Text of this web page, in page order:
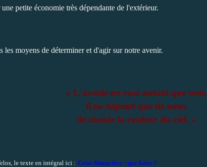
petite économie très dépendante de l'extérieur.
les moyens de déterminer et d'agir sur notre avenir.
« L'avenir est rose autant que noir,
il ne dépend que de nous
de choisir la couleur du ciel. »
le texte en intégral ici : Crise financière : que faire ?